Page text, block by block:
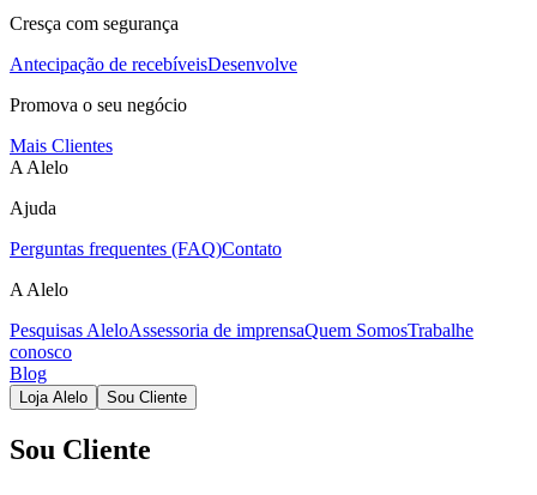
Cresça com segurança
Antecipação de recebíveisDesenvolve
Promova o seu negócio
Mais Clientes
A Alelo
Ajuda
Perguntas frequentes (FAQ)Contato
A Alelo
Pesquisas AleloAssessoria de imprensaQuem SomosTrabalhe
conosco
Blog
Loja Alelo Sou Cliente
Sou Cliente